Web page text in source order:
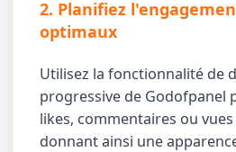
2. Planifiez
optimaux
Utilisez la fonctionnalité de
progressive de Godofpanel
likes, commentaires ou
donnant ainsi une